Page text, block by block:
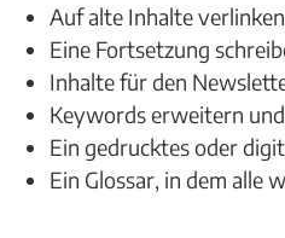
Auf alte Inhalte verlinken
Eine Fortsetzung
Inhalte für den
Keywords erweitern
Ein gedrucktes oder
Ein Glossar, in dem alle